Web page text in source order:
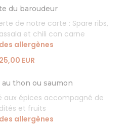
du baroudeur
de notre carte : Spare ribs,
et chili con carne
allergènes
25,00 EUR
thon ou saumon
aux épices accompagné de
et fruits
allergènes